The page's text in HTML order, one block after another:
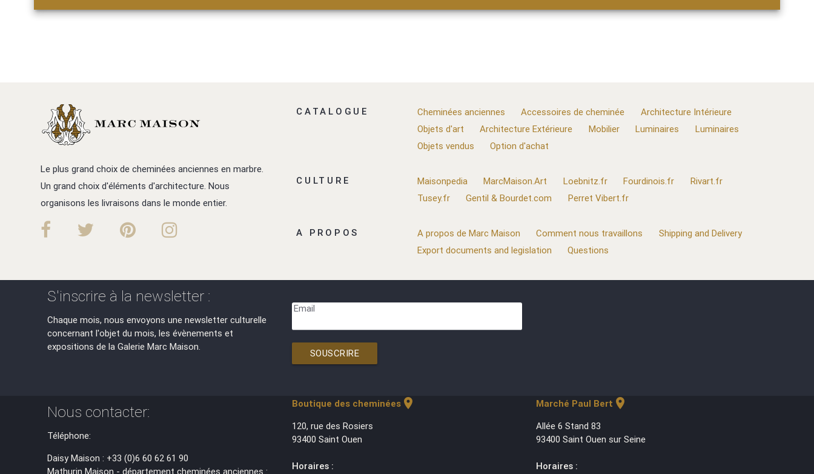
Le plus grand choix de cheminées anciennes en marbre.
Un grand choix d'éléments d'architecture. Nous
organisons les livraisons dans le monde entier.
CATALOGUE Cheminées anciennes Accessoires de cheminée
Architecture Intérieure
Objets d'art
Architecture Extérieure Mobilier Luminaires
Luminaires
Objets vendus
Option d'achat
CULTURE Maisonpedia MarcMaison.Art Loebnitz.fr Fourdinois.fr
Rivart.fr
Tusey.fr
Gentil & Bourdet.com Perret Vibert.fr
A PROPOS A propos de Marc Maison Comment nous travaillons
Shipping and Delivery
Export documents and legislation
Questions
S'inscrire à la newsletter :
Chaque mois, nous envoyons une newsletter culturelle
concernant l'objet du mois, les évènements et
expositions de la Galerie Marc Maison.
Email
SOUSCRIRE
Nous contacter:
Téléphone:
Daisy Maison : +33 (0)6 60 62 61 90
Mathurin Maison - département cheminées anciennes :
Boutique des cheminéeslocation_on
120, rue des Rosiers
93400 Saint Ouen
Horaires :
Marché Paul Bert location_on
Allée 6 Stand 83
93400 Saint Ouen sur Seine
Horaires :